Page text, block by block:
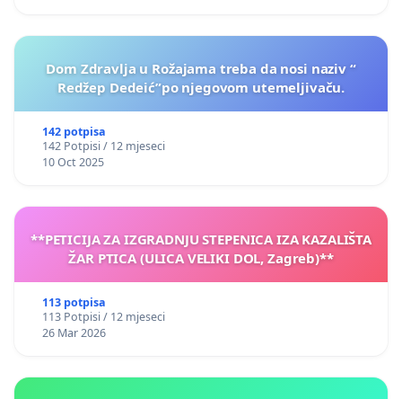
Dom Zdravlja u Rožajama treba da nosi naziv “
Redžep Dedeić”po njegovom utemeljivaču.
142 potpisa
142 Potpisi / 12 mjeseci
10 Oct 2025
**PETICIJA ZA IZGRADNJU STEPENICA IZA KAZALIŠTA
ŽAR PTICA (ULICA VELIKI DOL, Zagreb)**
113 potpisa
113 Potpisi / 12 mjeseci
26 Mar 2026